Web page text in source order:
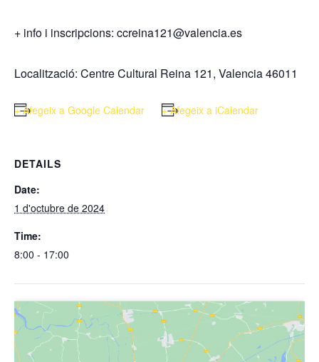
+ info i inscripcions: ccreina121@valencia.es
Localització: Centre Cultural Reina 121, Valencia 46011
+ Afegeix a Google Calendar + Afegeix a iCalendar
DETAILS
Date:
1 d'octubre de 2024
Time:
8:00 - 17:00